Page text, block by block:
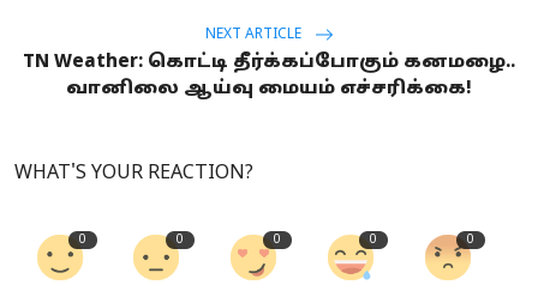
NEXT ARTICLE
TN Weather: கொட்டி தீர்க்கப்போகும் கனமழை..
வானிலை ஆய்வு மையம் எச்சரிக்கை!
WHAT'S YOUR REACTION?
0 0 0 0 0